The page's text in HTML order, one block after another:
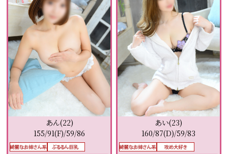
あん(22)
155/91(F)/59/86
あい(23)
160/87(D)/59/83